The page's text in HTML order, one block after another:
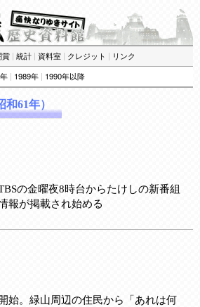
賞 | 統計 | 資料室 | クレジット | リンク
| 1989年 | 1990年以降
61年）
の金曜夜8時台からたけしの新番組
報が掲載され始める
始。緑山周辺の住民から「あれは何